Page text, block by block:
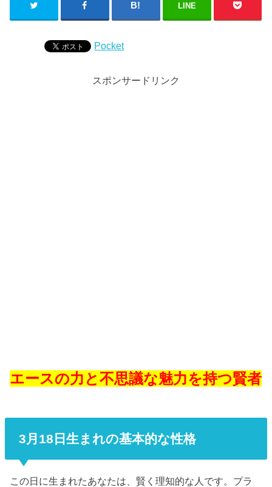
LINE
Pocket
スポンサードリンク
エースの力と不思議な魅力を持つ賢者
3月18日生まれの基本的な性格
この日に生まれたあなたは、賢く理知的な人です。プラ